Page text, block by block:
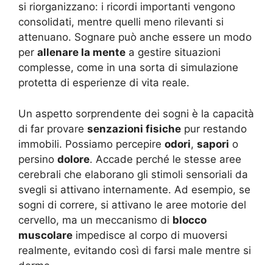
si riorganizzano: i ricordi importanti vengono
consolidati, mentre quelli meno rilevanti si
attenuano. Sognare può anche essere un modo
per allenare la mente a gestire situazioni
complesse, come in una sorta di simulazione
protetta di esperienze di vita reale.
Un aspetto sorprendente dei sogni è la capacità
di far provare senzazioni fisiche pur restando
immobili. Possiamo percepire odori, sapori o
persino dolore. Accade perché le stesse aree
cerebrali che elaborano gli stimoli sensoriali da
svegli si attivano internamente. Ad esempio, se
sogni di correre, si attivano le aree motorie del
cervello, ma un meccanismo di blocco
muscolare impedisce al corpo di muoversi
realmente, evitando così di farsi male mentre si